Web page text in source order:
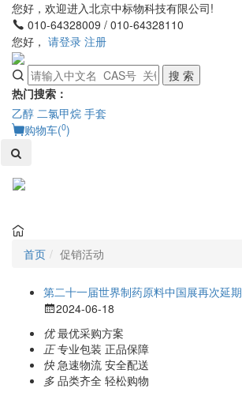
您好，欢迎进入北京中标物科技有限公司!
010-64328009 / 010-64328110
您好， 请登录 注册
搜 索
热门搜索：
乙醇 二氯甲烷 手套
购物车(0)
首页 促销活动
第二十一届世界制药原料中国展再次延期
2024-06-18
优 最优采购方案
正 专业包装 正品保障
快 急速物流 安全配送
多 品类齐全 轻松购物